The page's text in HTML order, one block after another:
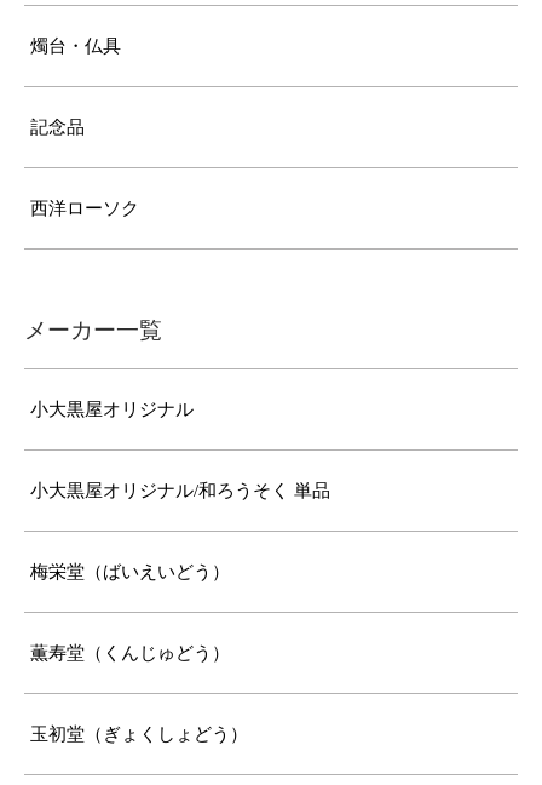
燭台・仏具
記念品
西洋ローソク
メーカー一覧
小大黒屋オリジナル
小大黒屋オリジナル/和ろうそく 単品
梅栄堂（ばいえいどう）
薫寿堂（くんじゅどう）
玉初堂（ぎょくしょどう）